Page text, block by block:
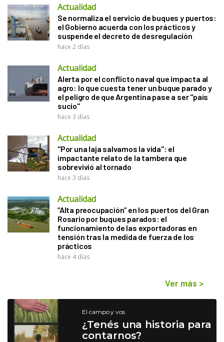
Actualidad
Se normaliza el servicio de buques y puertos:
el Gobierno acuerda con los prácticos y
suspende el decreto de desregulación
hace 2 días
Actualidad
Alerta por el conflicto naval que impacta al
agro: lo que cuesta tener un buque parado y
el peligro de que Argentina pase a ser "país
sucio"
hace 3 días
Actualidad
"Por una laja salvamos la vida": el
impactante relato de la tambera que
sobrevivió al tornado
hace 3 días
Actualidad
“Alta preocupación” en los puertos del Gran
Rosario por buques parados: el
funcionamiento de las exportadoras en
tensión tras la medida de fuerza de los
prácticos
hace 4 días
Ver más >
El campo y vos
¿Tenés una historia para
contarnos?